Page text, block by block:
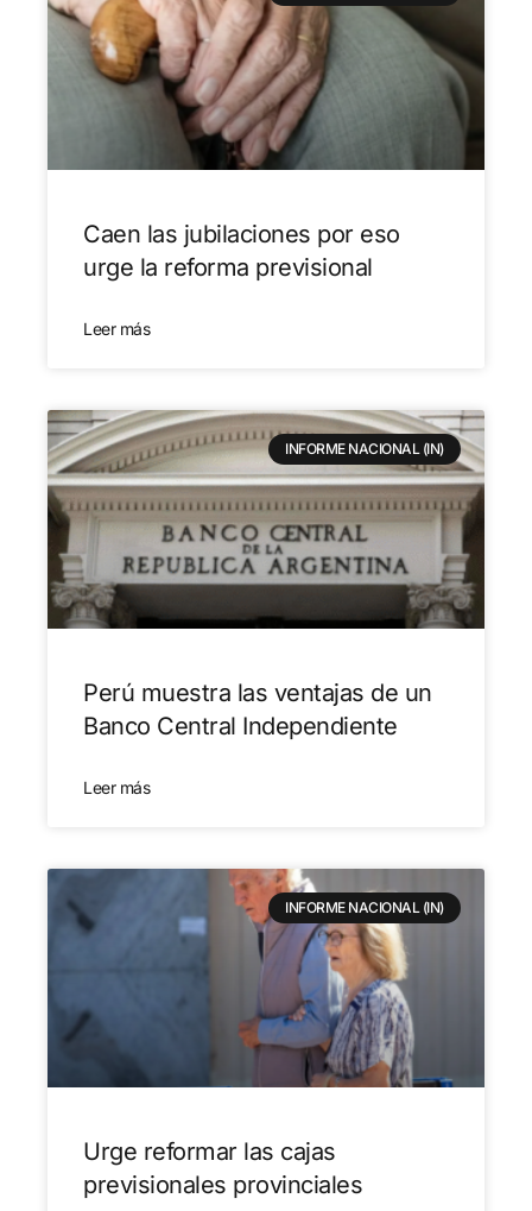
Caen las jubilaciones por eso
urge la reforma previsional
Leer más
INFORME NACIONAL (IN)
Perú muestra las ventajas de un
Banco Central Independiente
Leer más
INFORME NACIONAL (IN)
Urge reformar las cajas
previsionales provinciales